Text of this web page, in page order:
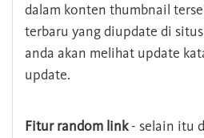
dalam konten thumbnail
terbaru yang diupdate di
anda akan melihat update
update.
Fitur random link- selain itu